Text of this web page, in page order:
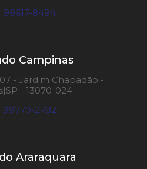
99617-8494
Campinas
- Jardim Chapadão -
- 13070-024
99770-2782
Araraquara